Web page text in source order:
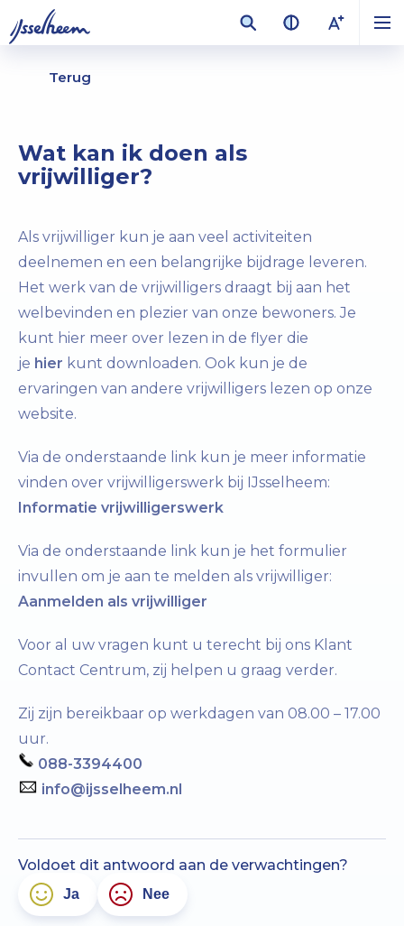
Terug
Wat kan ik doen als
vrijwilliger?
Als vrijwilliger kun je aan veel activiteiten
deelnemen en een belangrijke bijdrage leveren.
Het werk van de vrijwilligers draagt bij aan het
welbevinden en plezier van onze bewoners. Je
kunt hier meer over lezen in de flyer die
je hier kunt downloaden. Ook kun je de
ervaringen van andere vrijwilligers lezen op onze
website.
Via de onderstaande link kun je meer informatie
vinden over vrijwilligerswerk bij IJsselheem:
Informatie vrijwilligerswerk
Via de onderstaande link kun je het formulier
invullen om je aan te melden als vrijwilliger:
Aanmelden als vrijwilliger
Voor al uw vragen kunt u terecht bij ons Klant
Contact Centrum, zij helpen u graag verder.
Zij zijn bereikbaar op werkdagen van 08.00 – 17.00
uur.
088-3394400
info@ijsselheem.nl
Voldoet dit antwoord aan de verwachtingen?
Ja Nee